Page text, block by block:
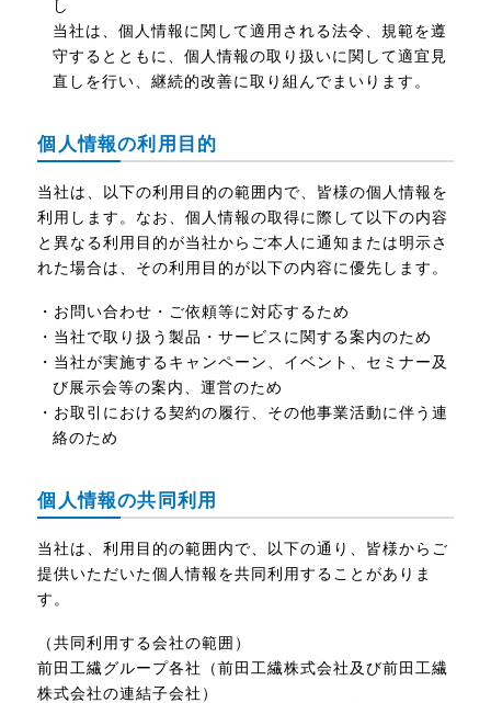
し
当社は、個人情報に関して適用される法令、規範を遵
守するとともに、個人情報の取り扱いに関して適宜見
直しを行い、継続的改善に取り組んでまいります。
個人情報の利用目的
当社は、以下の利用目的の範囲内で、皆様の個人情報を
利用します。なお、個人情報の取得に際して以下の内容
と異なる利用目的が当社からご本人に通知または明示さ
れた場合は、その利用目的が以下の内容に優先します。
・お問い合わせ・ご依頼等に対応するため
・当社で取り扱う製品・サービスに関する案内のため
・当社が実施するキャンペーン、イベント、セミナー及
び展示会等の案内、運営のため
・お取引における契約の履行、その他事業活動に伴う連
絡のため
個人情報の共同利用
当社は、利用目的の範囲内で、以下の通り、皆様からご
提供いただいた個人情報を共同利用することがありま
す。
（共同利用する会社の範囲）
前田工繊グループ各社（前田工繊株式会社及び前田工繊
株式会社の連結子会社）